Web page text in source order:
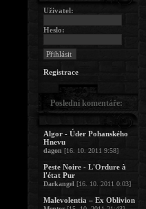
Uživatel:
Heslo:
Registrace
Poslední komentáře:
Algor - Úder Pohanského
Hnevu
dagon [16. 10. 2011 9:58]
Peste Noire - L'Ordure à
l'état Pur
Darkangel [16. 10. 2011 0:03]
Malevolentia – Ex Oblivion